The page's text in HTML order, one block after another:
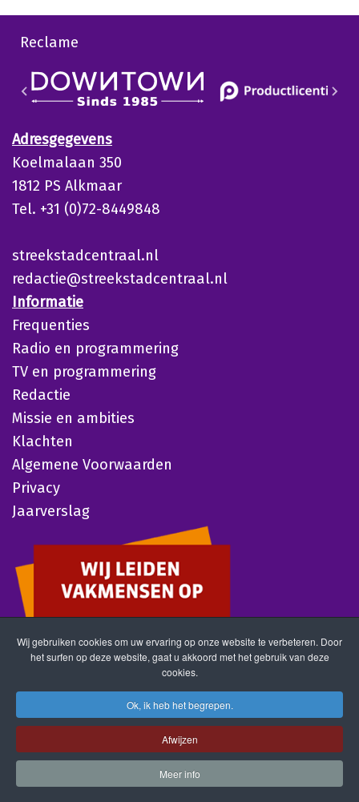
Reclame
Adresgegevens
Koelmalaan 350
1812 PS Alkmaar
Tel. +31 (0)72-8449848
streekstadcentraal.nl
redactie@streekstadcentraal.nl
Informatie
Frequenties
Radio en programmering
TV en programmering
Redactie
Missie en ambities
Klachten
Algemene Voorwaarden
Privacy
Jaarverslag
Wij gebruiken cookies om uw ervaring op onze website te verbeteren. Door
het surfen op deze website, gaat u akkoord met het gebruik van deze
cookies.
Ok, ik heb het begrepen.
Afwijzen
Meer info